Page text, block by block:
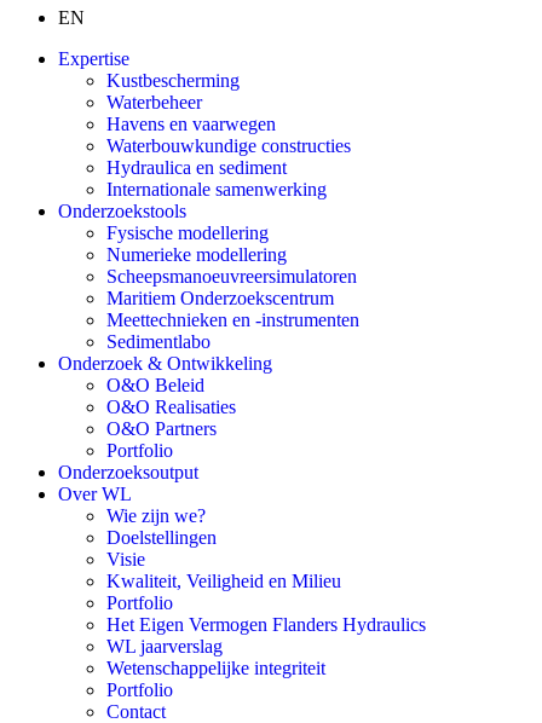
EN
Expertise
Kustbescherming
Waterbeheer
Havens en vaarwegen
Waterbouwkundige constructies
Hydraulica en sediment
Internationale samenwerking
Onderzoekstools
Fysische modellering
Numerieke modellering
Scheepsmanoeuvreersimulatoren
Maritiem Onderzoekscentrum
Meettechnieken en -instrumenten
Sedimentlabo
Onderzoek & Ontwikkeling
O&O Beleid
O&O Realisaties
O&O Partners
Portfolio
Onderzoeksoutput
Over WL
Wie zijn we?
Doelstellingen
Visie
Kwaliteit, Veiligheid en Milieu
Portfolio
Het Eigen Vermogen Flanders Hydraulics
WL jaarverslag
Wetenschappelijke integriteit
Portfolio
Contact